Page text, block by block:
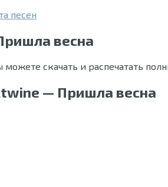
песен
весна
скачать и распечатать
— Пришла весна